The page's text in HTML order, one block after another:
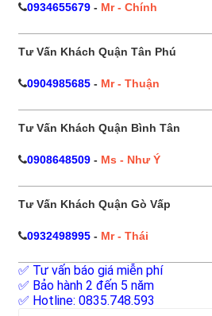
0934655679 - Mr - Chính
Tư Vấn Khách Quận Tân Phú
0904985685 - Mr - Thuận
Tư Vấn Khách Quận Bình Tân
0908648509 - Ms - Như Ý
Tư Vấn Khách Quận Gò Vấp
0932498995 - Mr - Thái
✅ Tư vấn báo giá miễn phí
✅ Bảo hành 2 đến 5 năm
✅ Hotline: 0835.748.593